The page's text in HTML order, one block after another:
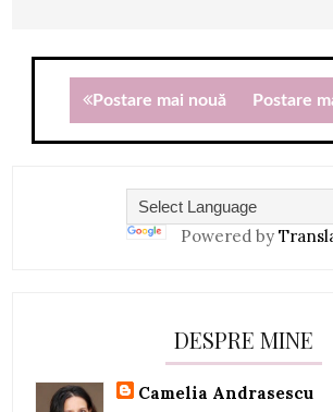
Postare mai nouă Postare
Powered by
DESPRE MINE
Camelia Andrasescu